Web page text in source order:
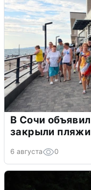
В Сочи
закрыли пляжи
6 августа 0